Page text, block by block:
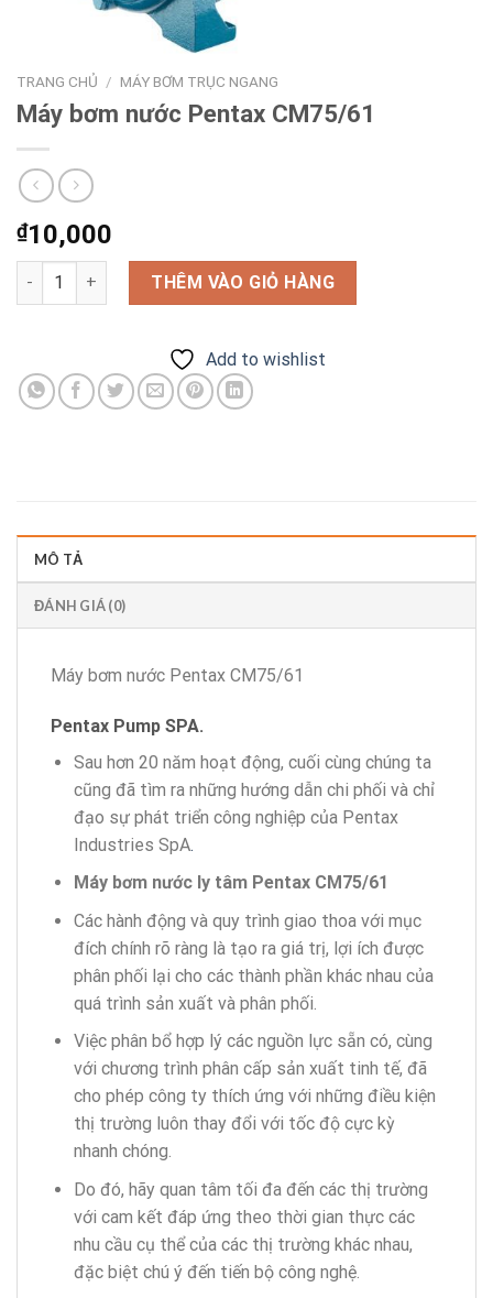
TRANG CHỦ / MÁY BƠM TRỤC NGANG
Máy bơm nước Pentax CM75/61
₫10,000
Máy bơm nước Pentax CM75/61 số lượng
THÊM VÀO GIỎ HÀNG
Add to wishlist
MÔ TẢ
ĐÁNH GIÁ (0)
Máy bơm nước Pentax CM75/61
Pentax Pump SPA.
Sau hơn 20 năm hoạt động, cuối cùng chúng ta
cũng đã tìm ra những hướng dẫn chi phối và chỉ
đạo sự phát triển công nghiệp của Pentax
Industries SpA.
Máy bơm nước ly tâm Pentax CM75/61
Các hành động và quy trình giao thoa với mục
đích chính rõ ràng là tạo ra giá trị, lợi ích được
phân phối lại cho các thành phần khác nhau của
quá trình sản xuất và phân phối.
Việc phân bổ hợp lý các nguồn lực sẵn có, cùng
với chương trình phân cấp sản xuất tinh tế, đã
cho phép công ty thích ứng với những điều kiện
thị trường luôn thay đổi với tốc độ cực kỳ
nhanh chóng.
Do đó, hãy quan tâm tối đa đến các thị trường
với cam kết đáp ứng theo thời gian thực các
nhu cầu cụ thể của các thị trường khác nhau,
đặc biệt chú ý đến tiến bộ công nghệ.